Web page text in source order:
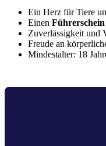
Ein Herz für Tiere
Einen
Zuverlässigkeit und
Freude an
Mindestalter: 18